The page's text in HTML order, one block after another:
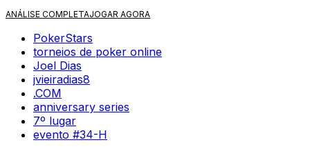
ANÁLISE COMPLETAJOGAR AGORA
PokerStars
torneios de poker online
Joel Dias
jvieiradias8
.COM
anniversary series
7º lugar
evento #34-H